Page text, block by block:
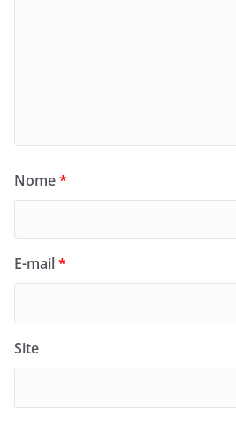
Nome*
E-mail*
Site